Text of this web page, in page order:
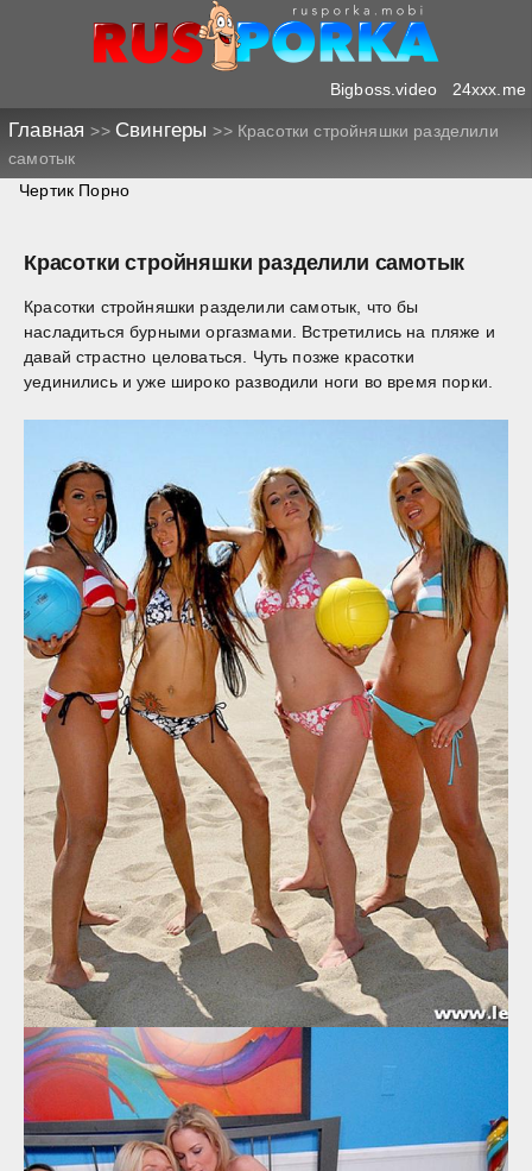
Bigboss.video 24xxx.me
Главная>> Свингеры>> Красотки стройняшки разделили
самотык
Чертик Порно
Красотки стройняшки разделили самотык
Красотки стройняшки разделили самотык, что бы
насладиться бурными оргазмами. Встретились на пляже и
давай страстно целоваться. Чуть позже красотки
уединились и уже широко разводили ноги во время порки.